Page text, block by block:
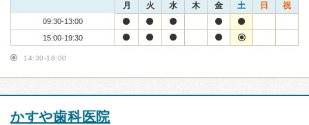
月 火 水 木 金 土 日 祝
09:30-13:00
15:00-19:30
14:30-18:00
かすや歯科医院